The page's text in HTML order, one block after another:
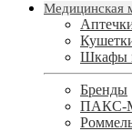
Медицинская
Шкафы
Бренды
ПАКС-